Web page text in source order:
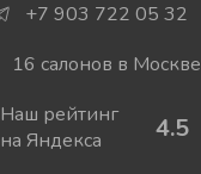
+7 903 722 05 32
16 салонов в Москве
Наш рейтинг
на Яндекса
4.5